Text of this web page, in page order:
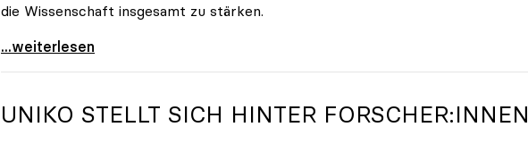
die Wissenschaft insgesamt zu stärken.
Alles außer UNInteressant: So viel Wissenschaft
...weiterlesen
UNIKO STELLT SICH HINTER FORSCHER:INNEN